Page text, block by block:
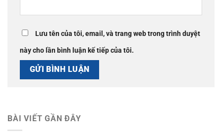
Lưu tên của tôi, email, và trang web trong trình duyệt
này cho lần bình luận kế tiếp của tôi.
BÀI VIẾT GẦN ĐÂY